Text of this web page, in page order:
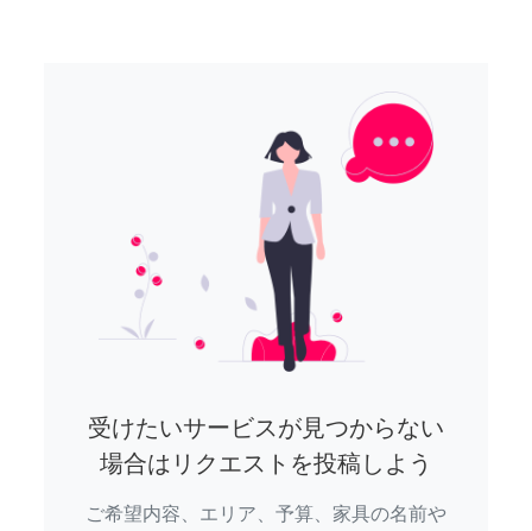
受けたいサービスが見つからない
場合はリクエストを投稿しよう
ご希望内容、エリア、予算、家具の名前や